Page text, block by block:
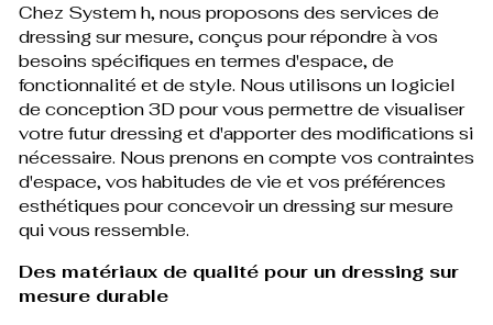
Chez System h, nous proposons des services de
dressing sur mesure, conçus pour répondre à vos
besoins spécifiques en termes d'espace, de
fonctionnalité et de style. Nous utilisons un logiciel
de conception 3D pour vous permettre de visualiser
votre futur dressing et d'apporter des modifications si
nécessaire. Nous prenons en compte vos contraintes
d'espace, vos habitudes de vie et vos préférences
esthétiques pour concevoir un dressing sur mesure
qui vous ressemble.
Des matériaux de qualité pour un dressing sur
mesure durable